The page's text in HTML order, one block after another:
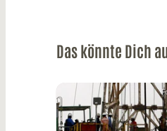
Das könnte Dich